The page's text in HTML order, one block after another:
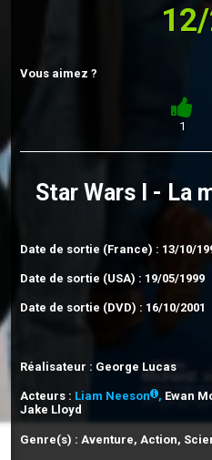
Vous aimez ?
1
Star Wars I - La
Date de sortie (France) : 13/10/
Date de sortie (USA) : 19/05/1999
Date de sortie (DVD) : 16/10/2001
Réalisateur : George Lucas
Acteurs : Liam Neeson , Ewan
Jake Lloyd
Genre(s) : Aventure, Action,